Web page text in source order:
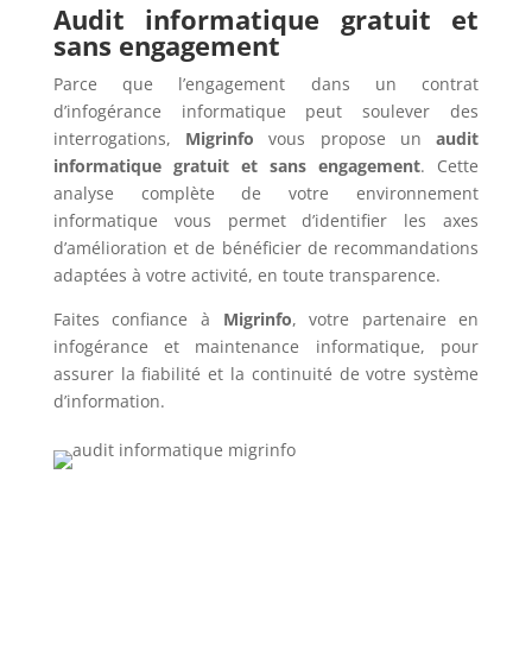
Audit informatique gratuit et
sans engagement
Parce que l’engagement dans un contrat
d’infogérance informatique peut soulever des
interrogations, Migrinfovous propose unaudit
informatique gratuit et sans engagement. Cette
analyse complète de votre environnement
informatique vous permet d’identifier les axes
d’amélioration et de bénéficier de recommandations
adaptées à votre activité, en toute transparence.
Faites confiance à Migrinfo, votre partenaire en
infogérance et maintenance informatique, pour
assurer la fiabilité et la continuité de votre système
d’information.